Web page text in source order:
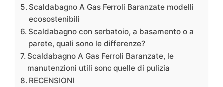
Scaldabagno A Gas Ferroli Baranzate modelli
ecosostenibili
Scaldabagno con serbatoio, a basamento o a
parete, quali sono le differenze?
Scaldabagno A Gas Ferroli Baranzate, le
manutenzioni utili sono quelle di pulizia
RECENSIONI